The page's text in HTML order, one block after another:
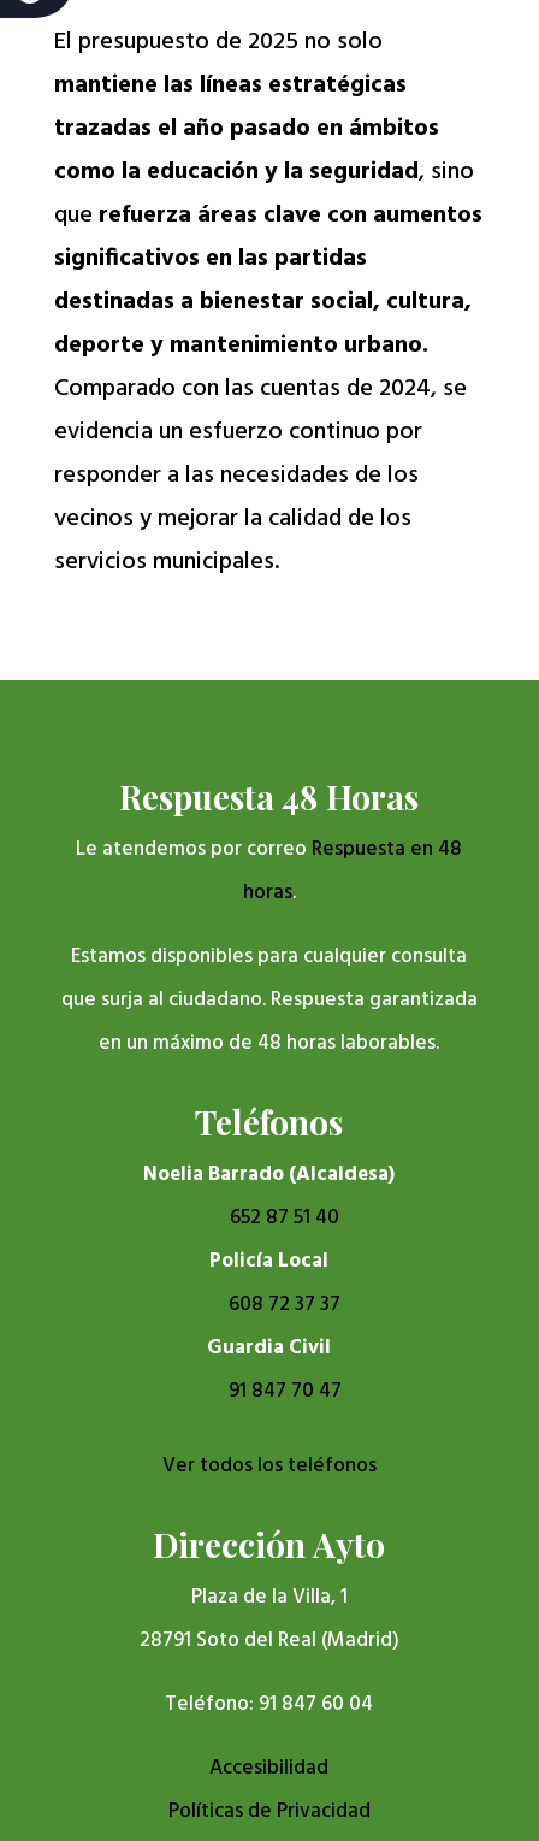
El presupuesto de 2025 no solo
mantiene las líneas estratégicas
trazadas el año pasado en ámbitos
como la educación y la seguridad, sino
que refuerza áreas clave con aumentos
significativos en las partidas
destinadas a bienestar social, cultura,
deporte y mantenimiento urbano.
Comparado con las cuentas de 2024, se
evidencia un esfuerzo continuo por
responder a las necesidades de los
vecinos y mejorar la calidad de los
servicios municipales.
Respuesta 48 Horas
Le atendemos por correo Respuesta en 48
horas.
Estamos disponibles para cualquier consulta
que surja al ciudadano. Respuesta garantizada
en un máximo de 48 horas laborables.
Teléfonos
Noelia Barrado (Alcaldesa)
652 87 51 40
Policía Local
608 72 37 37
Guardia Civil
91 847 70 47
Ver todos los teléfonos
Dirección Ayto
Plaza de la Villa, 1
28791 Soto del Real (Madrid)
Teléfono: 91 847 60 04
Accesibilidad
Políticas de Privacidad